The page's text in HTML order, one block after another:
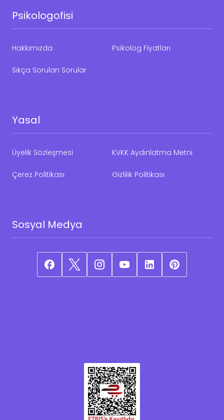
Psikologofisi
Hakkımızda Psikolog Fiyatları
Sıkça Sorulan Sorular
Yasal
Üyelik Sözleşmesi KVKK Aydınlatma Metni
Çerez Politikası Gizlilik Politikası
Sosyal Medya